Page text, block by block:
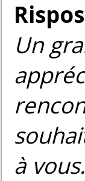
Un
à